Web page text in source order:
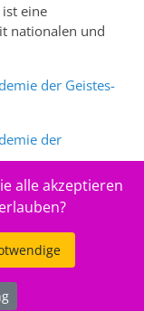
eine
nationalen und
der Geistes-
der
www.sciences-
Oechslin
alle akzeptieren